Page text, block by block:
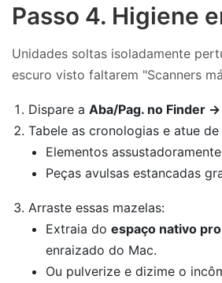
Passo 4. Higiene
Unidades soltas isoladamente
escuro visto faltarem "Scanners
Dispare aAba/Pag. no Finder
Tabele as cronologias e atue de
Elementos
Peças avulsas estancadas
Arraste essas mazelas:
Extraia do espaço nativo
enraizado do Mac.
Ou pulverize e dizime o